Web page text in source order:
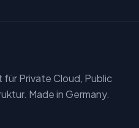
Private Cloud, Public
Made in Germany.